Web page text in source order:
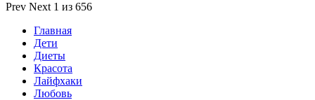
Prev Next 1 из 656
Главная
Дети
Диеты
Красота
Лайфхаки
Любовь